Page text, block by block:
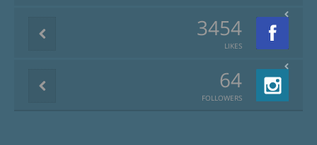
3454
LIKES
64
FOLLOWERS